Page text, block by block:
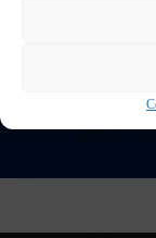
Zeit, dass sich
dem Programm.
Forchheim
diesjährigen
admin